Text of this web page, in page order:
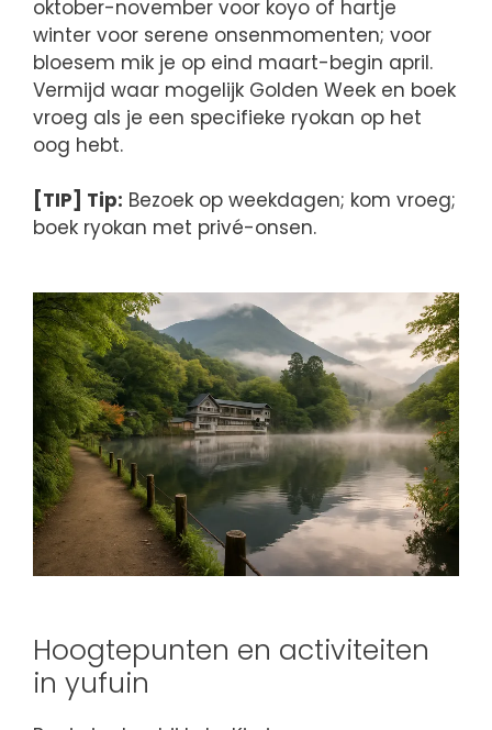
oktober-november voor koyo of hartje
winter voor serene onsenmomenten; voor
bloesem mik je op eind maart-begin april.
Vermijd waar mogelijk Golden Week en boek
vroeg als je een specifieke ryokan op het
oog hebt.
[TIP] Tip: Bezoek op weekdagen; kom vroeg;
boek ryokan met privé-onsen.
Hoogtepunten en activiteiten
in yufuin